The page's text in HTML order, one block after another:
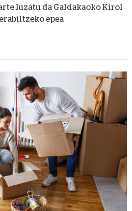
luzatu da Galdakaoko Kirol
epea